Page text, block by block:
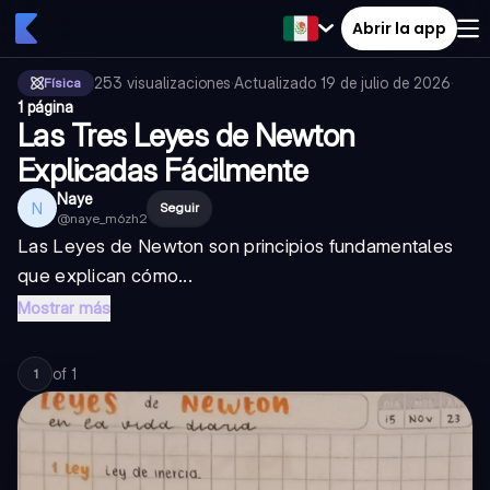
Abrir la app
Física 253 visualizaciones·Actualizado 19 de julio de 2026·
1 página
Las Tres Leyes de Newton
Explicadas Fácilmente
N Naye
@naye_m6zh2
Seguir
Las Leyes de Newton son principios fundamentales
que explican cómo...
Mostrar más
1 of 1